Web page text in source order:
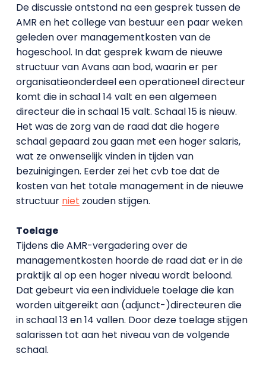
De discussie ontstond na een gesprek tussen de
AMR en het college van bestuur een paar weken
geleden over managementkosten van de
hogeschool. In dat gesprek kwam de nieuwe
structuur van Avans aan bod, waarin er per
organisatieonderdeel een operationeel directeur
komt die in schaal 14 valt en een algemeen
directeur die in schaal 15 valt. Schaal 15 is nieuw.
Het was de zorg van de raad dat die hogere
schaal gepaard zou gaan met een hoger salaris,
wat ze onwenselijk vinden in tijden van
bezuinigingen. Eerder zei het cvb toe dat de
kosten van het totale management in de nieuwe
structuur niet zouden stijgen.
Toelage
Tijdens die AMR-vergadering over de
managementkosten hoorde de raad dat er in de
praktijk al op een hoger niveau wordt beloond.
Dat gebeurt via een individuele toelage die kan
worden uitgereikt aan (adjunct-)directeuren die
in schaal 13 en 14 vallen. Door deze toelage stijgen
salarissen tot aan het niveau van de volgende
schaal.